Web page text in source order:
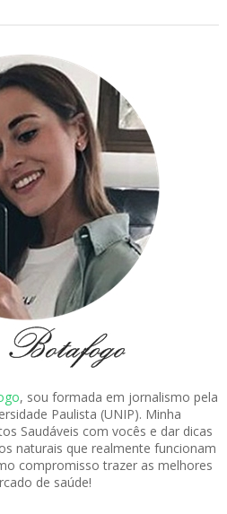
, sou formada em jornalismo pela
Paulista (UNIP). Minha
Saudáveis com vocês e dar dicas
naturais que realmente funcionam
compromisso trazer as melhores
de saúde!